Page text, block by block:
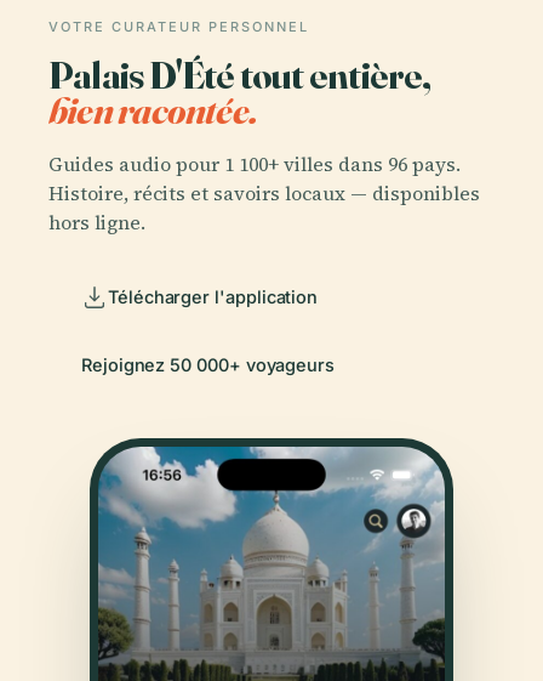
VOTRE CURATEUR PERSONNEL
Palais D'Été tout entière,
bien racontée.
Guides audio pour 1 100+ villes dans 96 pays.
Histoire, récits et savoirs locaux — disponibles
hors ligne.
Télécharger l'application
Rejoignez 50 000+ voyageurs